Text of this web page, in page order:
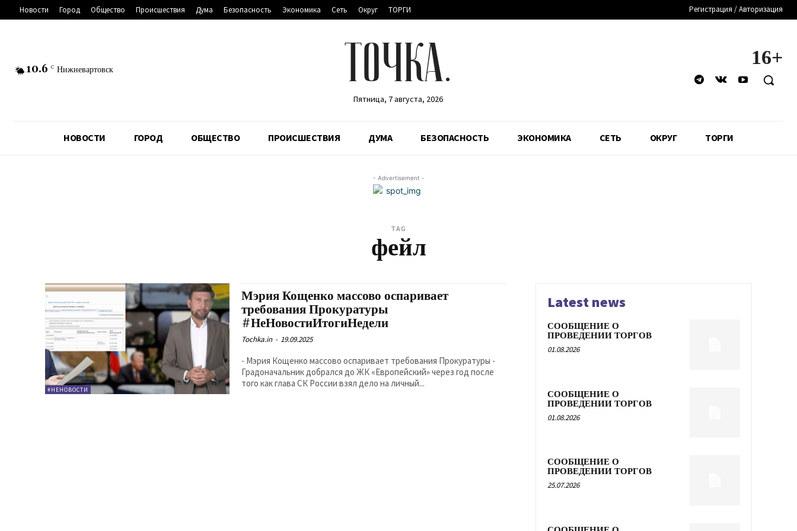
Новости Город Общество Происшествия Дума Безопасность Экономика Сеть Округ ТОРГИ Регистрация / Авторизация
10.6 C Нижневартовск ТОЧКА.
Пятница, 7 августа, 2026
16+
НОВОСТИ ГОРОД ОБЩЕСТВО ПРОИСШЕСТВИЯ ДУМА БЕЗОПАСНОСТЬ ЭКОНОМИКА СЕТЬ ОКРУГ ТОРГИ
- Advertisement -
TAG
фейл
#НЕНОВОСТИ
Мэрия Кощенко массово оспаривает
требования Прокуратуры
#НеНовостиИтогиНедели
Tochka.in - 19.09.2025
- Мэрия Кощенко массово оспаривает требования Прокуратуры -
Градоначальник добрался до ЖК «Европейский» через год после
того как глава СК России взял дело на личный...
Latest news
СООБЩЕНИЕ О
ПРОВЕДЕНИИ ТОРГОВ
01.08.2026
СООБЩЕНИЕ О
ПРОВЕДЕНИИ ТОРГОВ
01.08.2026
СООБЩЕНИЕ О
ПРОВЕДЕНИИ ТОРГОВ
25.07.2026